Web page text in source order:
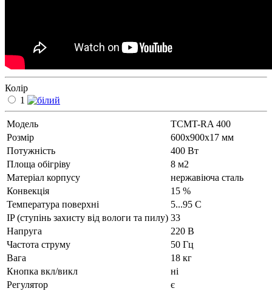
Колір
1
Модель
ТСМT-RA 400
Рoзмір
600х900х17 мм
Потужність
400 Вт
Площа обігріву
8 м2
Матеріал корпусу
нержавіюча сталь
Конвекція
15 %
Температура поверхні
5...95 С
IP (ступінь захисту від вологи та пилу) 33
Напруга
220 В
Частота струму
50 Гц
Вага
18 кг
Кнопка вкл/викл
ні
Регулятор
є